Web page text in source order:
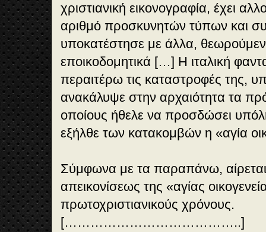
χριστιανική εικονογραφία, έχει
αριθμό προσκυνητών τύπων και
υποκατέστησε με άλλα,
εποικοδομητικά […] Η ιταλική
περαιτέρω τις καταστροφές της,
ανακάλυψε στην αρχαιότητα τα
οποίους ήθελε να προσδώσει
εξήλθε των κατακομβών η «αγία
Σύμφωνα με τα παραπάνω,
απεικονίσεως της «αγίας
πρωτοχριστιανικούς χρόνους.
[…………………………………..]